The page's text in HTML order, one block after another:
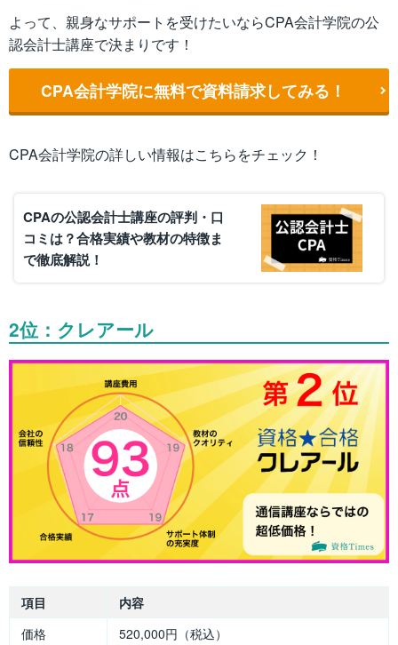
よって、親身なサポートを受けたいならCPA会計学院の公
認会計士講座で決まりです！
CPA会計学院に無料で資料請求してみる！
CPA会計学院の詳しい情報はこちらをチェック！
CPAの公認会計士講座の評判・口
コミは？合格実績や教材の特徴ま
で徹底解説！
2位：クレアール
項目
内容
価格
520,000円（税込）